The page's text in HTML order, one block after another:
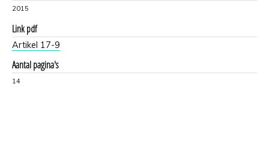
2015
Link pdf
Artikel 17-9
Aantal pagina's
14